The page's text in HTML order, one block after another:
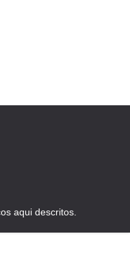
aqui descritos.